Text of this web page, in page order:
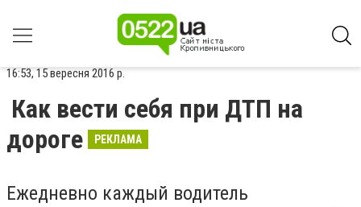
16:53, 15 вересня 2016 р.
Как вести себя при ДТП на
дороге
РЕКЛАМА
Ежедневно каждый водитель